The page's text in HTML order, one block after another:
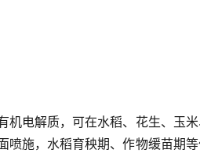
机电解质，可在水稻、花生、玉
喷施，水稻育秧期、作物缓苗期